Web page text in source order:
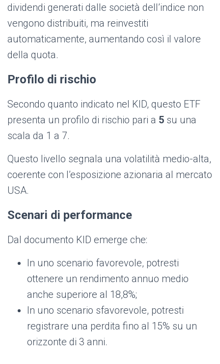
dividendi generati dalle società dell’indice non
vengono distribuiti, ma reinvestiti
automaticamente, aumentando così il valore
della quota.
Profilo di rischio
Secondo quanto indicato nel KID, questo ETF
presenta un profilo di rischio pari a 5 su una
scala da 1 a 7.
Questo livello segnala una volatilità medio-alta,
coerente con l’esposizione azionaria al mercato
USA.
Scenari di performance
Dal documento KID emerge che:
In uno scenario favorevole, potresti
ottenere un rendimento annuo medio
anche superiore al 18,8%;
In uno scenario sfavorevole, potresti
registrare una perdita fino al 15% su un
orizzonte di 3 anni.